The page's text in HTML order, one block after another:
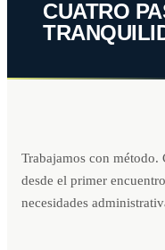
CUATRO
Trabajamos con método.
desde el primer
necesidades